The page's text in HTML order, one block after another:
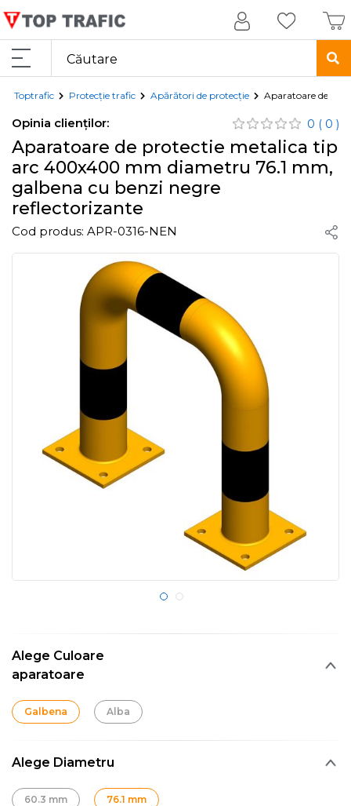
Toptrafic Protecție trafic Apărători de protecție Aparatoare de
Opinia clienților: 0 ( 0 )
Aparatoare de protectie metalica tip
arc 400x400 mm diametru 76.1 mm,
galbena cu benzi negre
reflectorizante
Cod produs: APR-0316-NEN
Alege Culoare
aparatoare
Galbena Alba
Alege Diametru
60.3 mm 76.1 mm